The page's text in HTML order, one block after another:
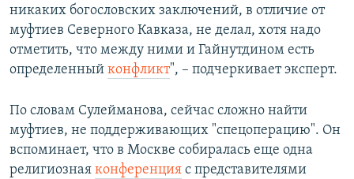
никаких богословских заключений, в отличие от
муфтиев Северного Кавказа, не делал, хотя надо
отметить, что между ними и Гайнутдином есть
определенный конфликт", – подчеркивает эксперт.
По словам Сулейманова, сейчас сложно найти
муфтиев, не поддерживающих "спецоперацию". Он
вспоминает, что в Москве собиралась еще одна
религиозная конференция с представителями